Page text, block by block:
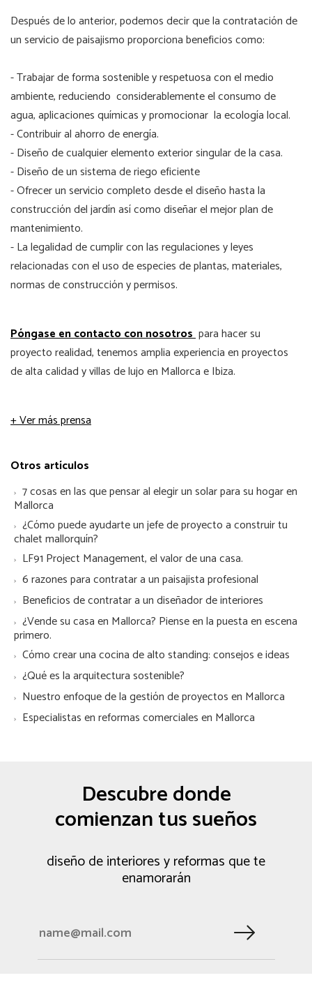
Después de lo anterior, podemos decir que la contratación de
un servicio de paisajismo proporciona beneficios como:
- Trabajar de forma sostenible y respetuosa con el medio
ambiente, reduciendo considerablemente el consumo de
agua, aplicaciones químicas y promocionar la ecología local.
- Contribuir al ahorro de energía.
- Diseño de cualquier elemento exterior singular de la casa.
- Diseño de un sistema de riego eficiente
- Ofrecer un servicio completo desde el diseño hasta la
construcción del jardín así como diseñar el mejor plan de
mantenimiento.
- La legalidad de cumplir con las regulaciones y leyes
relacionadas con el uso de especies de plantas, materiales,
normas de construcción y permisos.
Póngase en contacto con nosotrospara hacer su
proyecto realidad, tenemos amplia experiencia en proyectos
de alta calidad y villas de lujo en Mallorca e Ibiza.
+ Ver más prensa
Otros artículos
7 cosas en las que pensar al elegir un solar para su hogar en
Mallorca
¿Cómo puede ayudarte un jefe de proyecto a construir tu
chalet mallorquín?
LF91 Project Management, el valor de una casa.
6 razones para contratar a un paisajista profesional
Beneficios de contratar a un diseñador de interiores
¿Vende su casa en Mallorca? Piense en la puesta en escena
primero.
Cómo crear una cocina de alto standing: consejos e ideas
¿Qué es la arquitectura sostenible?
Nuestro enfoque de la gestión de proyectos en Mallorca
Especialistas en reformas comerciales en Mallorca
Descubre donde
comienzan tus sueños
diseño de interiores y reformas que te
enamorarán